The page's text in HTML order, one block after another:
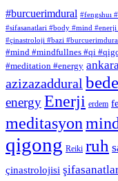
#burcuerimdural #fengshuı
#sifasanatlari #body #mind
#çinastroloji #bazi
#mind #mindfullnes #qi
#meditation #energy
azizazaddural
energyEnerji erdem
meditasyon
qigong Reiki ruh
çinastrolojisi